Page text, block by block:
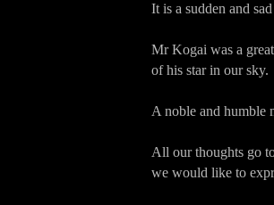
It is a sudden and
Mr Kogai was a
of his star in our sky.
A noble and humble
All our thoughts go
we would like to